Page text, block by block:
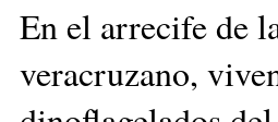
En el arrecife de
veracruzano,